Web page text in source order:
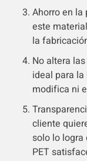
Ahorro en
este
la
No altera
ideal para
modifica ni
cliente
solo lo logra
PET